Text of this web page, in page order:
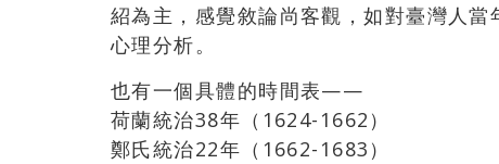
紹為主，感覺敘論尚客觀，如對臺灣人
心理分析。
也有一個具體的時間表——
荷蘭統治38年（1624-1662）
鄭氏統治22年（1662-1683）